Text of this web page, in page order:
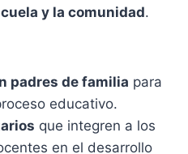
y la comunidad.
padres de familia para
educativo.
que integren a los
en el desarrollo